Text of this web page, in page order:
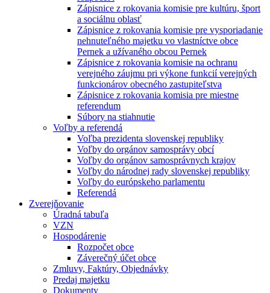
Zápisnice z rokovania komisie pre kultúru, šport
a sociálnu oblasť
Zápisnice z rokovania komisie pre vysporiadanie
nehnuteľného majetku vo vlastníctve obce
Pernek a užívaného obcou Pernek
Zápisnice z rokovania komisie na ochranu
verejného záujmu pri výkone funkcií verejných
funkcionárov obecného zastupiteľstva
Zápisnice z rokovania komisia pre miestne
referendum
Súbory na stiahnutie
Voľby a referendá
Voľba prezidenta slovenskej republiky
Voľby do orgánov samosprávy obcí
Voľby do orgánov samosprávnych krajov
Voľby do národnej rady slovenskej republiky
Voľby do európskeho parlamentu
Referendá
Zverejňovanie
Úradná tabuľa
VZN
Hospodárenie
Rozpočet obce
Záverečný účet obce
Zmluvy, Faktúry, Objednávky
Predaj majetku
Dokumenty